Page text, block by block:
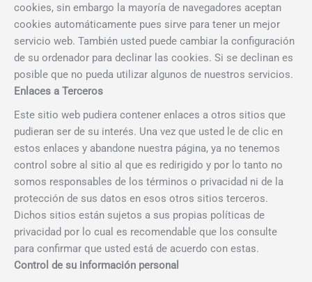
cookies, sin embargo la mayoría de navegadores aceptan
cookies automáticamente pues sirve para tener un mejor
servicio web. También usted puede cambiar la configuración
de su ordenador para declinar las cookies. Si se declinan es
posible que no pueda utilizar algunos de nuestros servicios.
Enlaces a Terceros
Este sitio web pudiera contener enlaces a otros sitios que
pudieran ser de su interés. Una vez que usted le de clic en
estos enlaces y abandone nuestra página, ya no tenemos
control sobre al sitio al que es redirigido y por lo tanto no
somos responsables de los términos o privacidad ni de la
protección de sus datos en esos otros sitios terceros.
Dichos sitios están sujetos a sus propias políticas de
privacidad por lo cual es recomendable que los consulte
para confirmar que usted está de acuerdo con estas.
Control de su información personal